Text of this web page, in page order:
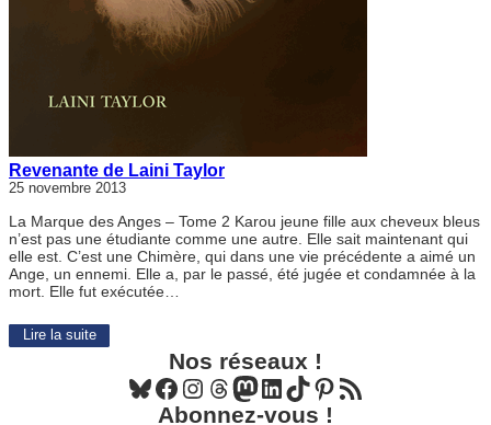
Revenante de Laini Taylor
25 novembre 2013
La Marque des Anges – Tome 2 Karou jeune fille aux cheveux bleus
n’est pas une étudiante comme une autre. Elle sait maintenant qui
elle est. C’est une Chimère, qui dans une vie précédente a aimé un
Ange, un ennemi. Elle a, par le passé, été jugée et condamnée à la
mort. Elle fut exécutée…
Lire la suite
Nos réseaux !
Bluesky Facebook Instagram Threads Mastodon LinkedIn TikTok Pinterest Flux RSS
Abonnez-vous !